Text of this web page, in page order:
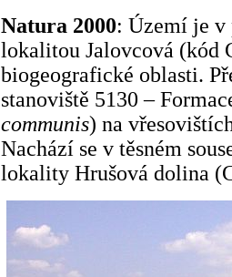
Natura 2000: Území je v
lokalitou Jalovcová (kód
biogeografické oblasti.
stanoviště 5130 –
communis) na
Nachází se v těsném
lokality Hrušová dolina